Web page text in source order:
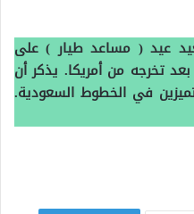
عيد ( مساعد طيار ) على
تخرجه من أمريكا. يذكر أن
في الخطوط السعودية.